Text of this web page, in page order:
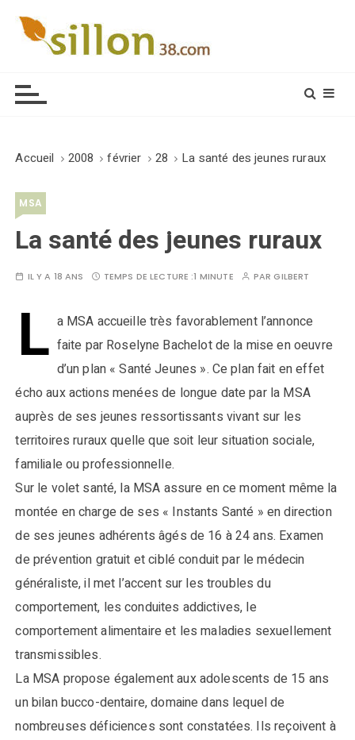
Accueil 2008 février 28 La santé des jeunes ruraux
MSA
La santé des jeunes ruraux
IL Y A 18 ANS TEMPS DE LECTURE :1 MINUTE PARGILBERT
L a MSA accueille très favorablement l’annonce
faite par Roselyne Bachelot de la mise en oeuvre
d’un plan « Santé Jeunes ». Ce plan fait en effet
écho aux actions menées de longue date par la MSA
auprès de ses jeunes ressortissants vivant sur les
territoires ruraux quelle que soit leur situation sociale,
familiale ou professionnelle.
Sur le volet santé, la MSA assure en ce moment même la
montée en charge de ses « Instants Santé » en direction
de ses jeunes adhérents âgés de 16 à 24 ans. Examen
de prévention gratuit et ciblé conduit par le médecin
généraliste, il met l’accent sur les troubles du
comportement, les conduites addictives, le
comportement alimentaire et les maladies sexuellement
transmissibles.
La MSA propose également aux adolescents de 15 ans
un bilan bucco-dentaire, domaine dans lequel de
nombreuses déficiences sont constatées. Ils reçoivent à